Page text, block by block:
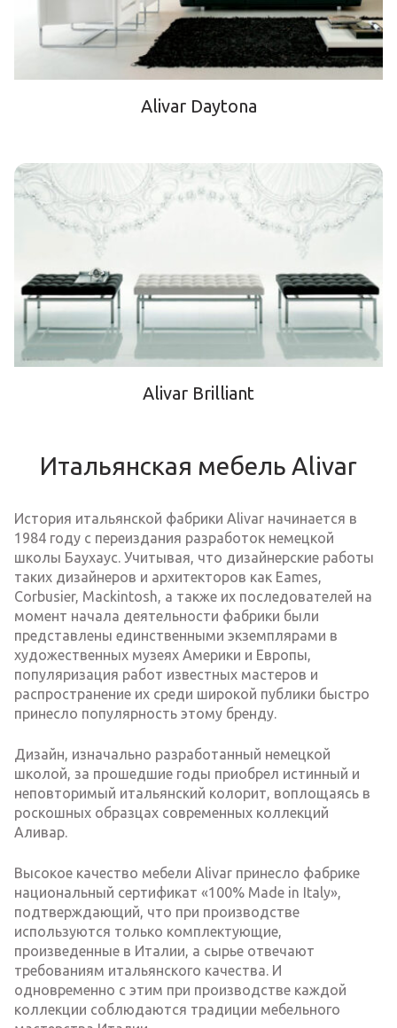
Alivar Daytona
Alivar Brilliant
Итальянская мебель Alivar
История итальянской фабрики Alivar начинается в
1984 году с переиздания разработок немецкой
школы Баухаус. Учитывая, что дизайнерские работы
таких дизайнеров и архитекторов как Eames,
Corbusier, Mackintosh, а также их последователей на
момент начала деятельности фабрики были
представлены единственными экземплярами в
художественных музеях Америки и Европы,
популяризация работ известных мастеров и
распространение их среди широкой публики быстро
принесло популярность этому бренду.
Дизайн, изначально разработанный немецкой
школой, за прошедшие годы приобрел истинный и
неповторимый итальянский колорит, воплощаясь в
роскошных образцах современных коллекций
Аливар.
Высокое качество мебели Alivar принесло фабрике
национальный сертификат «100% Made in Italy»,
подтверждающий, что при производстве
используются только комплектующие,
произведенные в Италии, а сырье отвечают
требованиям итальянского качества. И
одновременно с этим при производстве каждой
коллекции соблюдаются традиции мебельного